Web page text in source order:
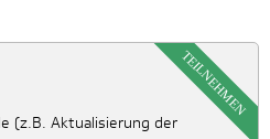
TEILNEHMEN
(z.B. Aktualisierung der